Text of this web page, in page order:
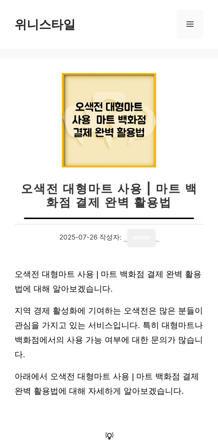
위니스타일 메
오색전 대형마트 사용 | 마트 백
화점 결제 완벽 활용법
2025-07-26 작성자:
오색전 대형마트 사용 | 마트 백화점 결제 완벽 활용
법에 대해 알아보겠습니다.
지역 경제 활성화에 기여하는 오색전은 많은 분들이
관심을 가지고 있는 서비스입니다. 특히 대형마트나
백화점에서의 사용 가능 여부에 대한 문의가 많습니
다.
아래에서 오색전 대형마트 사용 | 마트 백화점 결제
완벽 활용법에 대해 자세하게 알아보겠습니다.
💡